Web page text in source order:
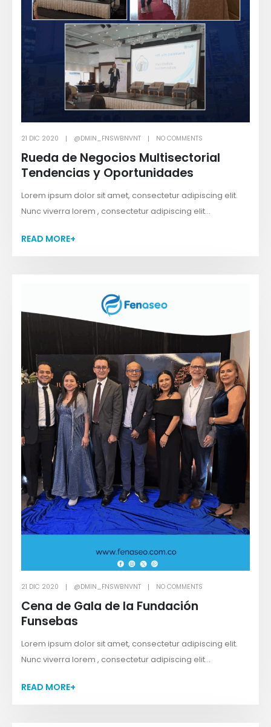
21 DIC 2020 @DMIN_FNSWBNVNT NO COMMENTS
Rueda de Negocios Multisectorial
Tendencias y Oportunidades
Lorem ipsum dolor sit amet, consectetur adipiscing elit.
Nunc viverra lorem , consectetur adipiscing elit...
READ MORE+
21 DIC 2020 @DMIN_FNSWBNVNT NO COMMENTS
Cena de Gala de la Fundación
Funsebas
Lorem ipsum dolor sit amet, consectetur adipiscing elit.
Nunc viverra lorem , consectetur adipiscing elit...
READ MORE+